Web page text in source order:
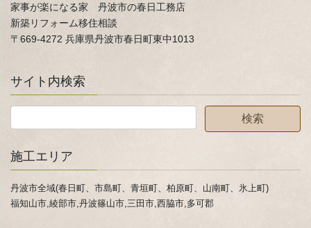
家事が楽になる家 丹波市の春日工務店
新築リフォーム移住相談
〒669-4272 兵庫県丹波市春日町東中1013
サイト内検索
施工エリア
丹波市全域(春日町、市島町、青垣町、柏原町、山南町、氷上町)
福知山市,綾部市,丹波篠山市,三田市,西脇市,多可郡